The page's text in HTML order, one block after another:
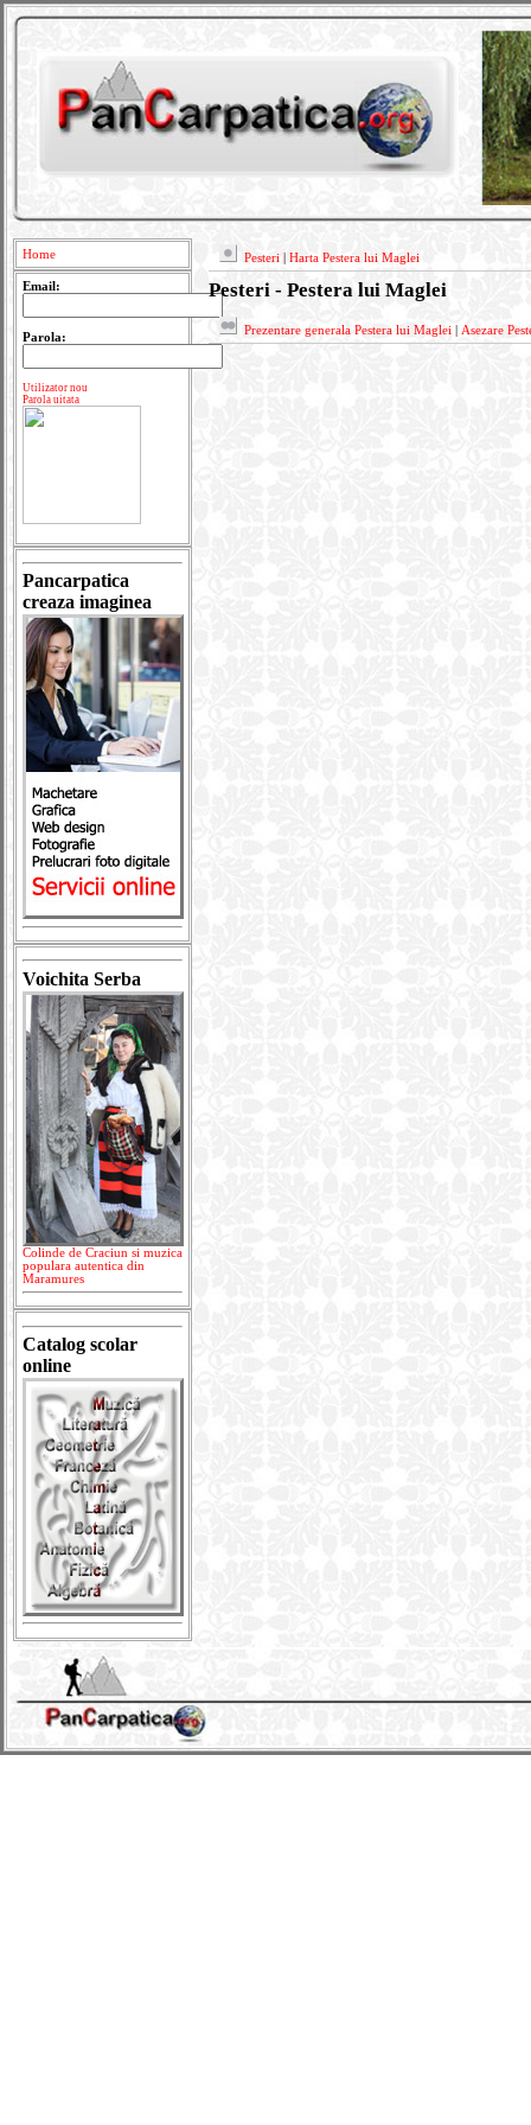
Home
Email:
Parola:
Utilizator nou
Parola uitata
Pancarpatica
creaza imaginea
Voichita Serba
Colinde de Craciun si muzica
populara autentica din
Maramures
Catalog scolar
online
Pesteri Harta Pestera lui Maglei
Pesteri - Pestera lui Maglei
Prezentare generala Pestera lui Maglei Asezare